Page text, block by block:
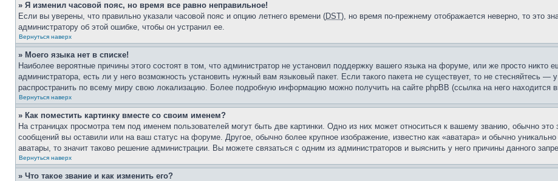
» Я изменил часовой пояс, но время все равно неправильное!
Если вы уверены, что правильно указали часовой пояс и опцию летнего времени (DST), но время по-прежнему отображается неверно, то это
администратору об этой ошибке, чтобы он устранил ее.
Вернуться наверх
» Моего языка нет в списке!
Наиболее вероятные причины этого состоят в том, что администратор не установил поддержку вашего языка на форуме, или же просто никто
администратора, есть ли у него возможность установить нужный вам языковый пакет. Если такого пакета не существует, то не стесняйтесь —
распространить по всему миру свою локализацию. Более подробную информацию можно получить на сайте phpBB (ссылка на него находится
Вернуться наверх
» Как поместить картинку вместе со своим именем?
На страницах просмотра тем под именем пользователей могут быть две картинки. Одно из них может относиться к вашему званию, обычно
сообщений вы оставили или на ваш статус на форуме. Другое, обычно более крупное изображение, известно как «аватара» и обычно
аватары, то значит таково решение администрации. Вы можете связаться с одним из администраторов и выяснить у него причины данного
Вернуться наверх
» Что такое звание и как изменить его?